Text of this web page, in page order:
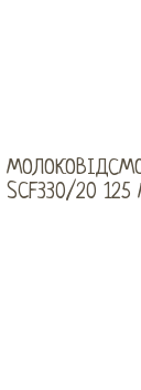
SCF330/20